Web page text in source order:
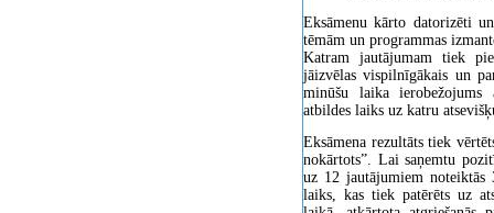
Eksāmenu kārto datorizēti
tēmām un programmas
Katram jautājumam tiek
jāizvēlas vispilnīgākais un
minūšu laika
atbildes laiks uz katru
Eksāmena rezultāts tiek
nokārtots”. Lai saņemtu
uz 12 jautājumiem
laiks, kas tiek patērēts uz